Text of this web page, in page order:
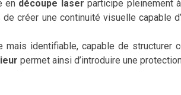
en découpe laser participe pleinement
créer une continuité visuelle capable
identifiable, capable de structurer
permet ainsi d’introduire une